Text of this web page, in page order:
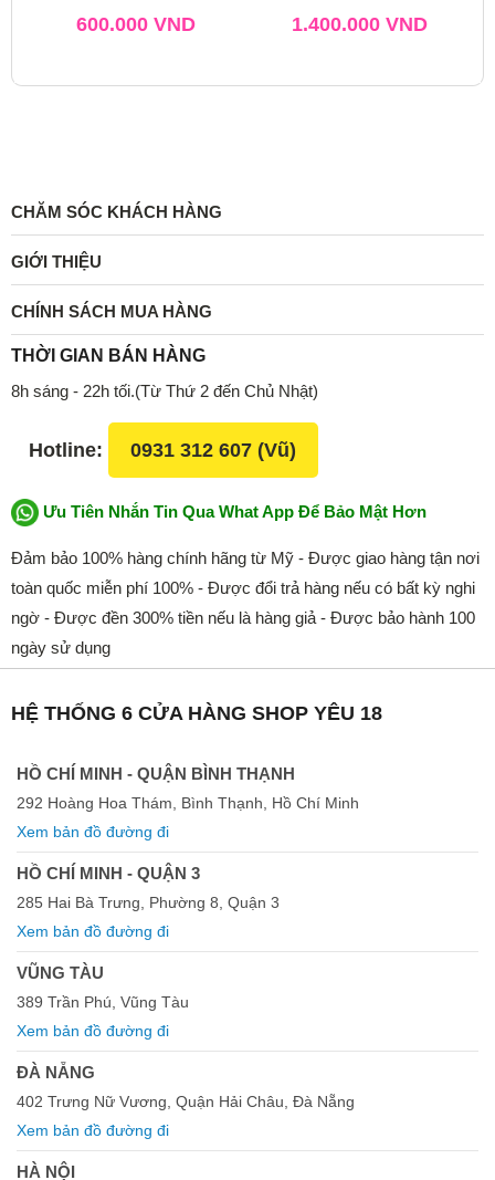
600.000 VND 1.400.000 VND
CHĂM SÓC KHÁCH HÀNG
GIỚI THIỆU
CHÍNH SÁCH MUA HÀNG
THỜI GIAN BÁN HÀNG
8h sáng - 22h tối.(Từ Thứ 2 đến Chủ Nhật)
Hotline: 0931 312 607 (Vũ)
Ưu Tiên Nhắn Tin Qua What App Để Bảo Mật Hơn
Đảm bảo 100% hàng chính hãng từ Mỹ - Được giao hàng tận nơi
toàn quốc miễn phí 100% - Được đổi trả hàng nếu có bất kỳ nghi
ngờ - Được đền 300% tiền nếu là hàng giả - Được bảo hành 100
ngày sử dụng
HỆ THỐNG 6 CỬA HÀNG SHOP YÊU 18
HỒ CHÍ MINH - QUẬN BÌNH THẠNH
292 Hoàng Hoa Thám, Bình Thạnh, Hồ Chí Minh
Xem bản đồ đường đi
HỒ CHÍ MINH - QUẬN 3
285 Hai Bà Trưng, Phường 8, Quận 3
Xem bản đồ đường đi
VŨNG TÀU
389 Trần Phú, Vũng Tàu
Xem bản đồ đường đi
ĐÀ NẴNG
402 Trưng Nữ Vương, Quận Hải Châu, Đà Nẵng
Xem bản đồ đường đi
HÀ NỘI